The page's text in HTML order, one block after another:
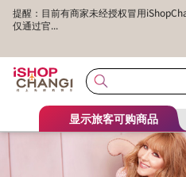
提醒：目前有商家未经授权冒用
仅通过官...
显示旅客可购商品